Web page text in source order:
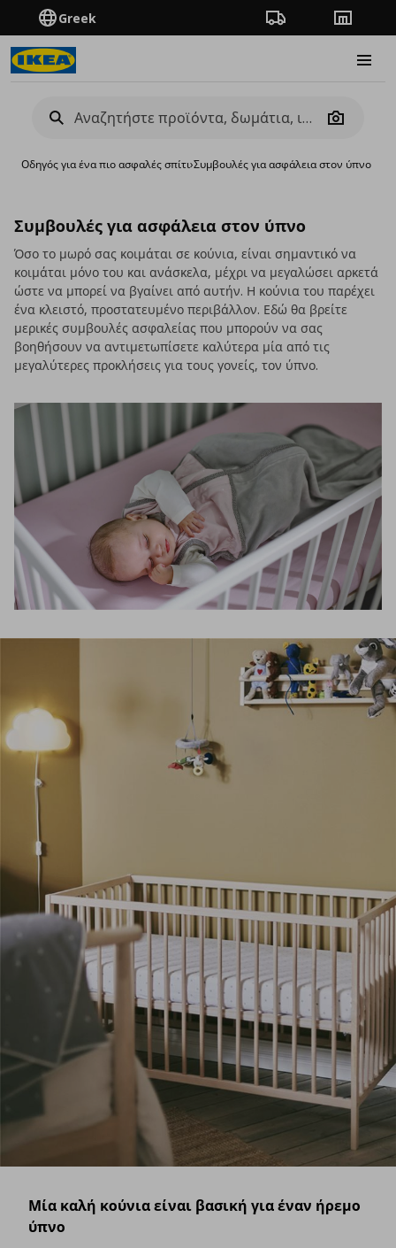
Greek Πορεία παραγγελίας
Camera
Οδηγός για ένα πιο ασφαλές σπίτι›Συμβουλές για ασφάλεια στον ύπνο
Συμβουλές για ασφάλεια στον ύπνο
Όσο το μωρό σας κοιμάται σε κούνια, είναι σημαντικό να
κοιμάται μόνο του και ανάσκελα, μέχρι να μεγαλώσει αρκετά
ώστε να μπορεί να βγαίνει από αυτήν. Η κούνια του παρέχει
ένα κλειστό, προστατευμένο περιβάλλον. Εδώ θα βρείτε
μερικές συμβουλές ασφαλείας που μπορούν να σας
βοηθήσουν να αντιμετωπίσετε καλύτερα μία από τις
μεγαλύτερες προκλήσεις για τους γονείς, τον ύπνο.
Μία καλή κούνια είναι βασική για έναν ήρεμο
ύπνο